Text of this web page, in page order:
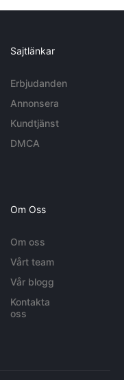
Sajtlänkar
Erbjudanden
Annonsera
Kundtjänst
DMCA
Om Oss
Om oss
Vårt team
Vår blogg
Kontakta
oss